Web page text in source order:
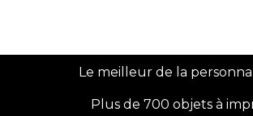
Le meilleur de la
Plus de 700 objets à